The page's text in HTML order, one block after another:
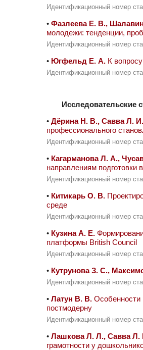
Идентификационный номер
• Фазлеева Е. В.,
молодежи: тенденции,
Идентификационный номер
• Югфельд Е. А. К
Идентификационный номер
Исследовательские
• Дёрина Н. В., Савва Л.
профессионального
Идентификационный номер
• Кагарманова Л. А.,
направлениям подготовки
Идентификационный номер
• Китикарь О. В.
среде
Идентификационный номер
• Кузина А. Е.
платформы British Council
Идентификационный номер
• Кутрунова З. С.,
Идентификационный номер
• Латун В. В. Особенности
постмодерну
Идентификационный номер
• Лашкова Л. Л., Савва Л.
грамотности у